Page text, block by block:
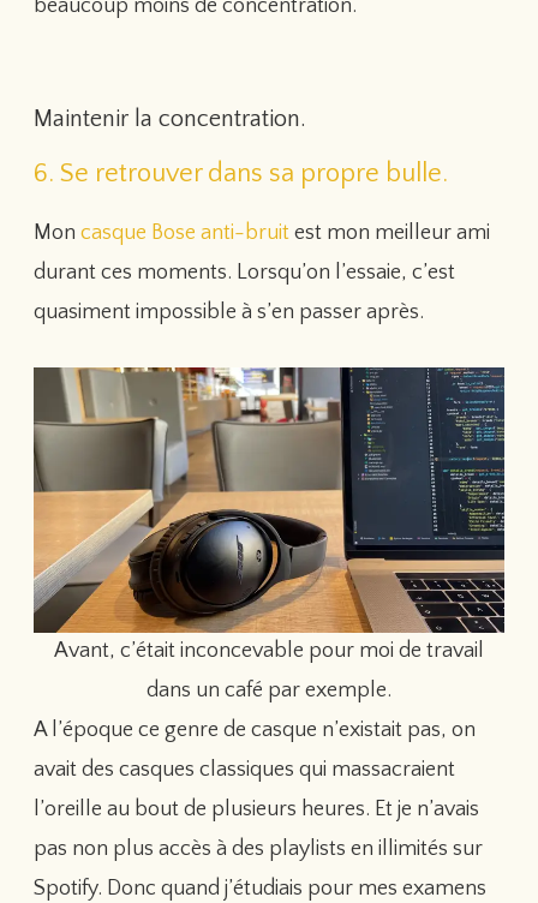
beaucoup moins de concentration.
Maintenir la concentration.
6. Se retrouver dans sa propre bulle.
Mon casque Bose anti-bruitest mon meilleur ami
durant ces moments. Lorsqu’on l’essaie, c’est
quasiment impossible à s’en passer après.
Avant, c’était inconcevable pour moi de travail
dans un café par exemple.
A l’époque ce genre de casque n’existait pas, on
avait des casques classiques qui massacraient
l’oreille au bout de plusieurs heures. Et je n’avais
pas non plus accès à des playlists en illimités sur
Spotify. Donc quand j’étudiais pour mes examens